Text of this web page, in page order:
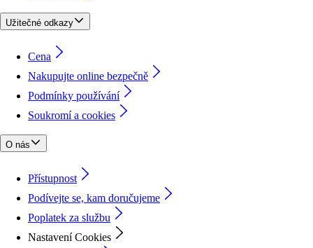
Užitečné odkazy
Cena
Nakupujte online bezpečně
Podmínky používání
Soukromí a cookies
O nás
Přístupnost
Podívejte se, kam doručujeme
Poplatek za službu
Nastavení Cookies